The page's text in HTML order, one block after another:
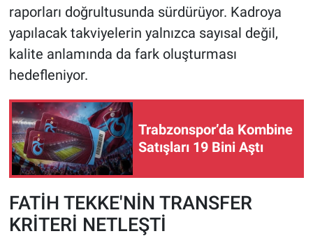
raporları doğrultusunda sürdürüyor. Kadroya
yapılacak takviyelerin yalnızca sayısal değil,
kalite anlamında da fark oluşturması
hedefleniyor.
Trabzonspor’da Kombine
Satışları 19 Bini Aştı
FATİH TEKKE'NİN TRANSFER
KRİTERİ NETLEŞTİ